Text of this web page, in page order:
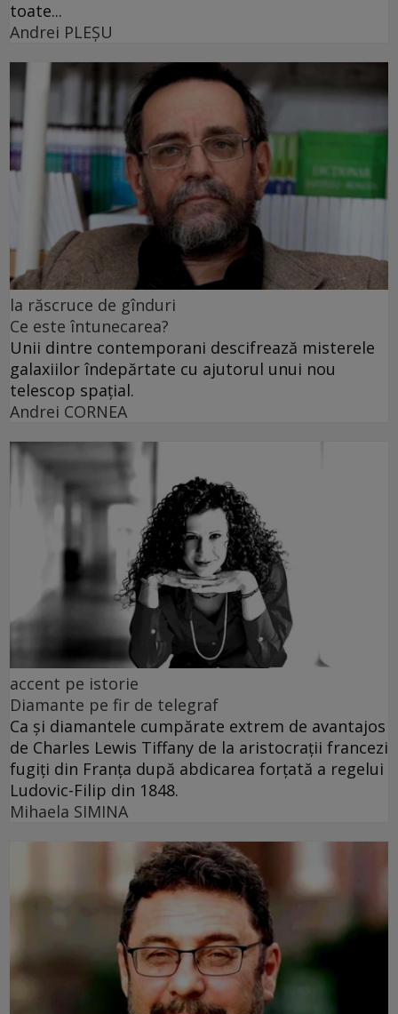
toate...
Andrei PLEŞU
la răscruce de gînduri
Ce este întunecarea?
Unii dintre contemporani descifrează misterele
galaxiilor îndepărtate cu ajutorul unui nou
telescop spațial.
Andrei CORNEA
accent pe istorie
Diamante pe fir de telegraf
Ca și diamantele cumpărate extrem de avantajos
de Charles Lewis Tiffany de la aristocrații francezi
fugiți din Franța după abdicarea forțată a regelui
Ludovic-Filip din 1848.
Mihaela SIMINA